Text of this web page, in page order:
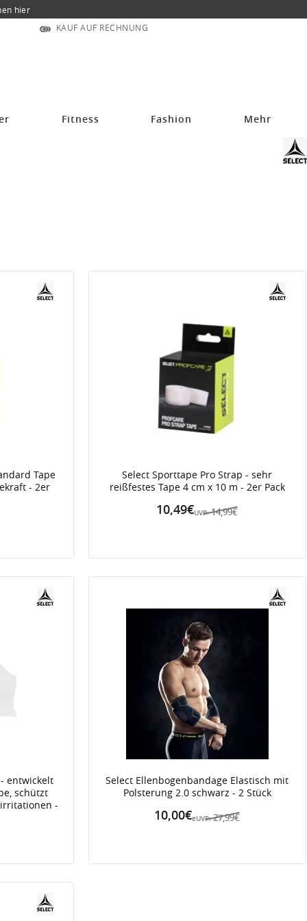
hier
KAUF AUF RECHNUNG
Fitness Fashion Mehr
Tape
- 2er
Select Sporttape Pro Strap - sehr
reißfestes Tape 4 cm x 10 m - 2er Pack
UVP: 14,99€
10,49€
entwickelt
schützt
-
Select Ellenbogenbandage Elastisch mit
Polsterung 2.0 schwarz - 2 Stück
eUVP: 27,99€
10,00€